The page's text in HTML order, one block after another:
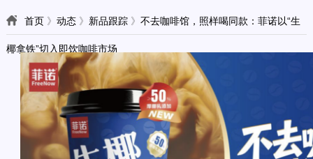
首页》 动态》 新品跟踪》 不去咖啡馆，照样喝同款：菲诺以“生
椰拿铁”切入即饮咖啡市场